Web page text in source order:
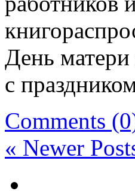
День
с
Comments
« Newer